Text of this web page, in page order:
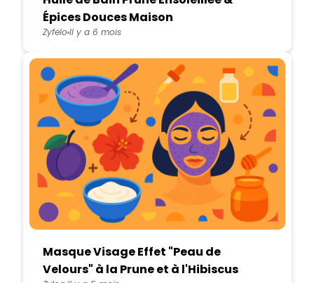
Épices Douces Maison
ZyfeloIl y a 6 mois
Masque Visage Effet "Peau de
Velours" à la Prune et à l'Hibiscus